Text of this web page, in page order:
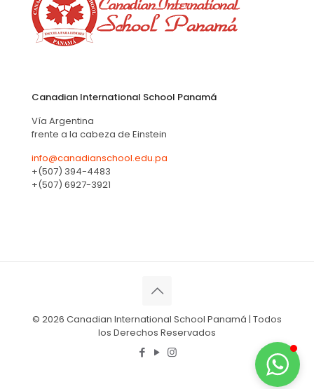
Canadian International School Panamá
Vía Argentina
frente a la cabeza de Einstein
info@canadianschool.edu.pa
+(507) 394-4483
+(507) 6927-3921
© 2026 Canadian International School Panamá | Todos
los Derechos Reservados